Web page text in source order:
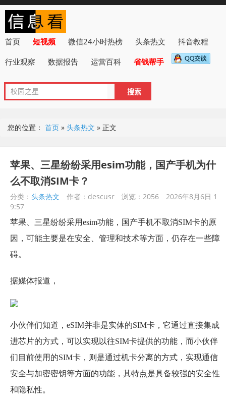
首页 短视频 微信24小时热榜 头条热文
抖音教程
行业观察
数据报告 运营百科 省钱帮手
您的位置： 首页 » 头条热文 » 正文
苹果、三星纷纷采用esim功能，国产手机为什
么不取消SIM卡？
分类： 头条热文 作者：descusr 浏览：2056
2026年8月6日 1
9:57
苹果、三星纷纷采用esim功能，国产手机不取消SIM卡的原
因，可能主要是在安全、管理和技术等方面，仍存在一些障
碍。
据媒体报道，
小伙伴们知道，eSIM并非是实体的SIM卡，它通过直接集成
进芯片的方式，可以实现以往SIM卡提供的功能，而小伙伴
们目前使用的SIM卡，则是通过机卡分离的方式，实现通信
安全与加密密钥等方面的功能，其特点是具备较强的安全性
和隐私性。